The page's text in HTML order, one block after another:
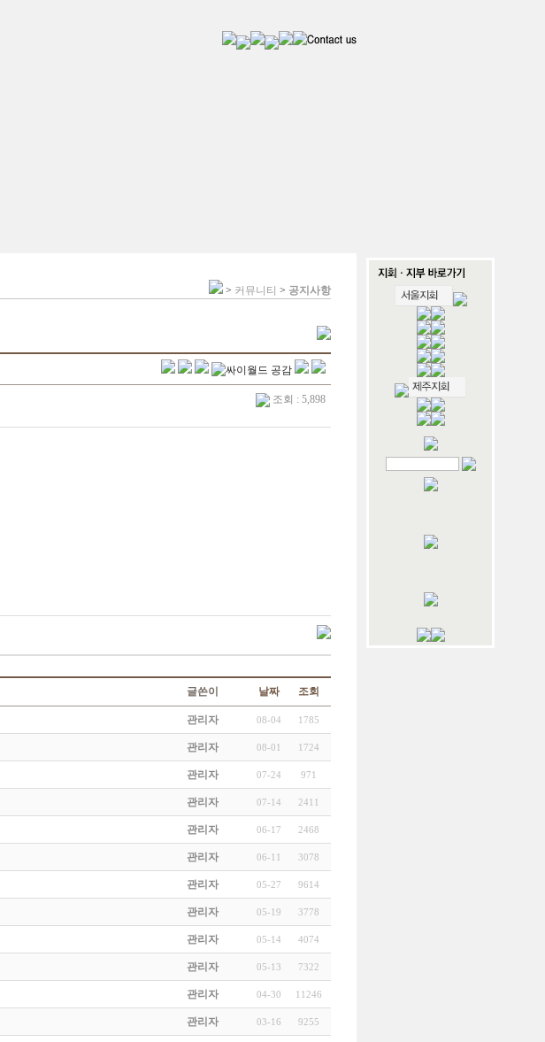
> 커뮤니티 > 공지사항
조회 : 5,898
글쓴이 날짜 조회
관리자 08-04 1785
관리자 08-01 1724
관리자 07-24 971
관리자 07-14 2411
관리자 06-17 2468
관리자 06-11 3078
관리자 05-27 9614
관리자 05-19 3778
관리자 05-14 4074
관리자 05-13 7322
관리자 04-30 11246
관리자 03-16 9255